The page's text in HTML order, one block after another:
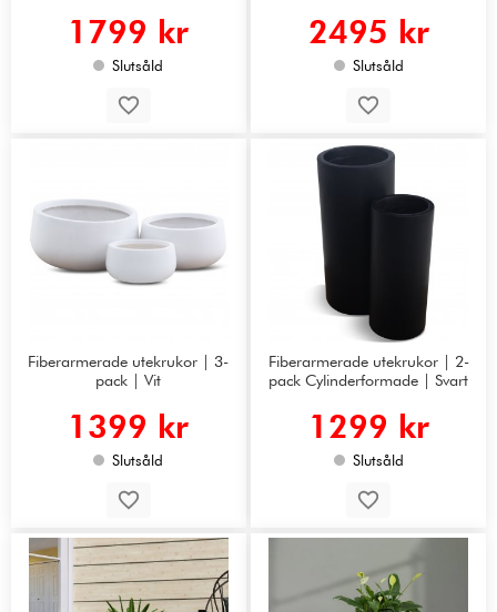
1799 kr
Slutsåld
2495 kr
Slutsåld
Fiberarmerade utekrukor | 3-
pack | Vit
1399 kr
Slutsåld
Fiberarmerade utekrukor | 2-
pack Cylinderformade | Svart
1299 kr
Slutsåld